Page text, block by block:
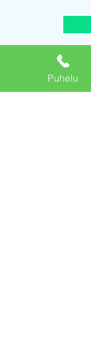
Puhelu